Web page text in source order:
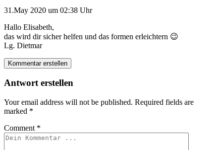
31.May 2020 um 02:38 Uhr
Hallo Elisabeth,
das wird dir sicher helfen und das formen erleichtern 😉
Lg. Dietmar
Kommentar erstellen
Antwort erstellen
Your email address will not be published. Required fields are
marked *
Comment *